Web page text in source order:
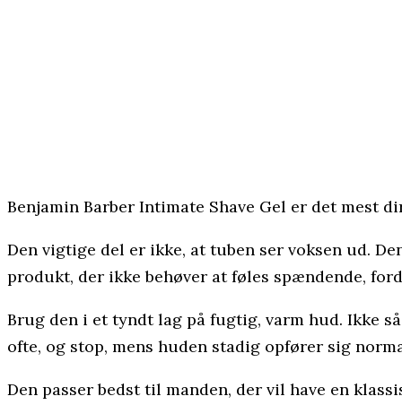
Benjamin Barber Intimate Shave Gel er det mest
Den vigtige del er ikke, at tuben ser voksen ud.
produkt, der ikke behøver at føles spændende,
Brug den i et tyndt lag på fugtig, varm hud. Ikke
ofte, og stop, mens huden stadig opfører sig
Den passer bedst til manden, der vil have en